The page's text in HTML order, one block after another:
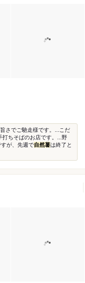
さでご馳走様です。...こだ
打ちそばのお店です。...野
が、先週で自然薯は終了と